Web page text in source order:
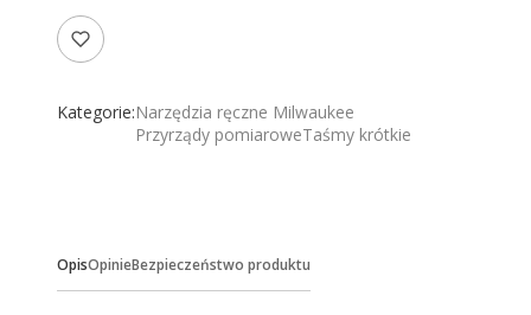
Kategorie:Narzędzia ręczne Milwaukee
Przyrządy pomiaroweTaśmy krótkie
OpisOpinieBezpieczeństwo produktu